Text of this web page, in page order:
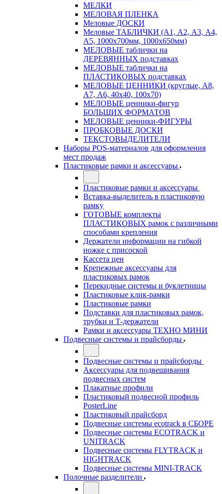
МЕЛКИ
МЕЛОВАЯ ПЛЕНКА
Меловые ДОСКИ
Меловые ТАБЛИЧКИ (А1, А2, А3, А4,
А5, 1000х700мм, 1000х650мм)
МЕЛОВЫЕ таблички на
ДЕРЕВЯННЫХ подставках
МЕЛОВЫЕ таблички на
ПЛАСТИКОВЫХ подставках
МЕЛОВЫЕ ЦЕННИКИ (круглые, А8,
А7, А6, 40х40, 100х70)
МЕЛОВЫЕ ценники-фигур
БОЛЬШИХ ФОРМАТОВ
МЕЛОВЫЕ ценники-ФИГУРЫ
ПРОБКОВЫЕ ДОСКИ
ТЕКСТОВЫДЕЛИТЕЛИ
Наборы POS-материалов для оформления
мест продаж
Пластиковые рамки и аксессуары
Пластиковые рамки и аксессуары
Вставка-выделитель в пластиковую
рамку
ГОТОВЫЕ комплекты
ПЛАСТИКОВЫХ рамок с различными
способами крепления
Держатели информации на гибкой
ножке с присоской
Кассета цен
Крепежные аксессуары для
пластиковых рамок
Перекидные системы и буклетницы
Пластиковые клик-рамки
Пластиковые рамки
Подставки для пластиковых рамок,
трубки и Т-держатели
Рамки и аксессуары ТЕХНО МИНИ
Подвесные системы и прайсборды
Подвесные системы и прайсборды
Аксессуары для подвешивания
подвесных систем
Плакатные профили
Пластиковый подвесной профиль
PosterLine
Пластиковый прайсборд
Подвесные системы ecotrack в СБОРЕ
Подвесные системы ECOTRACK и
UNITRACK
Подвесные системы FLYTRACK и
HIGHTRACK
Подвесные системы MINI-TRACK
Полочные разделители